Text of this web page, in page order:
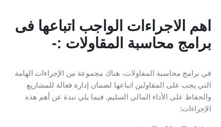
اهم الاجراءات الواجب اتباعها فى
برامج محاسبة المقاولات :-
في برامج محاسبة المقاولات، هناك مجموعة من الإجراءات الهامة
التي يجب على المقاولين اتباعها لضمان إدارة فعالة للمشاريع
والحفاظ على الأداء المالي السليم. فيما يلي نبذة عن أهم هذه
الإجراءات: